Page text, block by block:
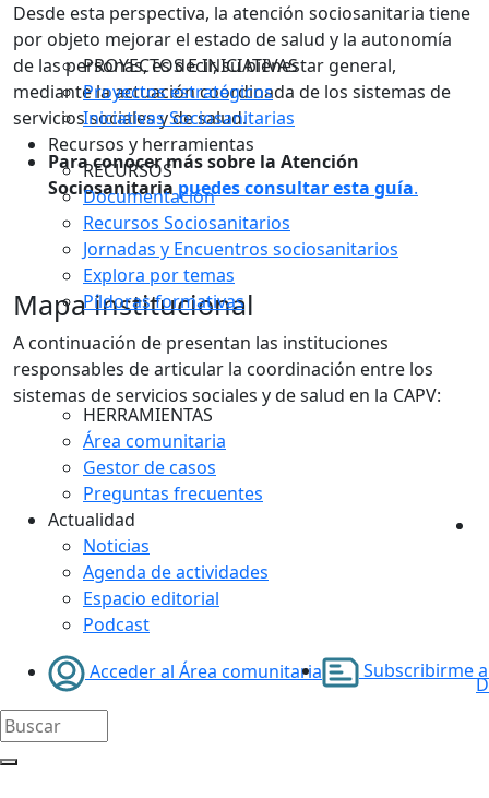
PROYECTOS E INICIATIVAS
Proyectos estratégicos
Iniciativas Sociosanitarias
Recursos y herramientas
RECURSOS
Documentación
Recursos Sociosanitarios
Jornadas y Encuentros sociosanitarios
Explora por temas
Píldoras formativas
HERRAMIENTAS
Área comunitaria
Gestor de casos
Preguntas frecuentes
Actualidad
Noticias
Agenda de actividades
Espacio editorial
Podcast
Acceder al Área comunitaria
Subscribirme
Desde esta perspectiva, la atención sociosanitaria tiene
por objeto mejorar el estado de salud y la autonomía
de las personas, es decir, su bienestar general,
mediante la actuación coordinada de los sistemas de
servicios sociales y de salud.
Para conocer más sobre la Atención
Sociosanitaria puedes consultar esta guía.
Mapa institucional
A continuación de presentan las instituciones
responsables de articular la coordinación entre los
sistemas de servicios sociales y de salud en la CAPV: